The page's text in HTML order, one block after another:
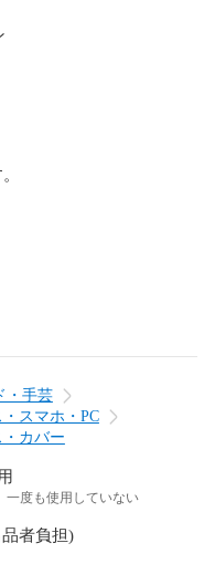
・手芸
・スマホ・PC
・カバー
一度も使用していない
者負担)